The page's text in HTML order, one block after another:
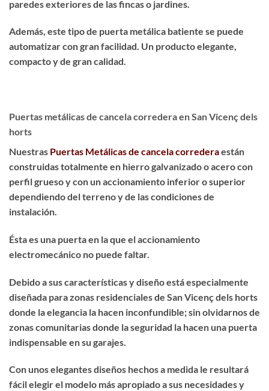
paredes exteriores de las fincas o jardines.
Además, este tipo de puerta metálica batiente se puede
automatizar con gran facilidad. Un productoelegante,
compacto y de gran calidad.
Puertas metálicas de cancela corredera en San Vicenç dels
horts
Nuestras Puertas Metálicas de cancela correderaestán
construidas totalmente en hierro galvanizado o acero con
perfil grueso y con un accionamiento inferior o superior
dependiendo del terreno y de las condiciones de
instalación.
Ésta es una puerta en la que el accionamiento
electromecánico no puede faltar.
Debido a sus características y diseño está especialmente
diseñada para zonas residenciales de San Vicenç dels horts
donde la elegancia la hacen inconfundible; sin olvidarnos de
zonas comunitarias donde la seguridad la hacen una puerta
indispensable en su garajes.
Con unos elegantes diseños hechos a medida le resultará
fácil elegir el modelo más apropiado a sus necesidades y